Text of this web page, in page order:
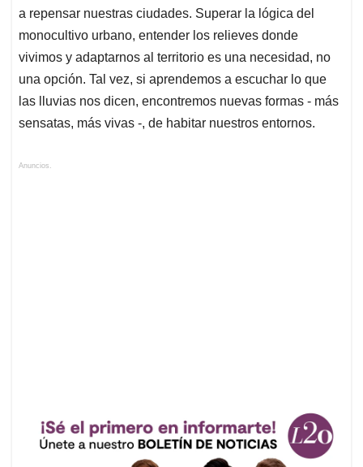
a repensar nuestras ciudades. Superar la lógica del
monocultivo urbano, entender los relieves donde
vivimos y adaptarnos al territorio es una necesidad, no
una opción. Tal vez, si aprendemos a escuchar lo que
las lluvias nos dicen, encontremos nuevas formas - más
sensatas, más vivas -, de habitar nuestros entornos.
Anuncios.